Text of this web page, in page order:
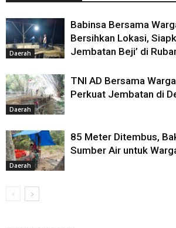
Daerah
Babinsa Bersama
Bersihkan Lokasi,
Jembatan Beji’ di
Daerah
TNI AD Bersama
Perkuat Jembatan di
Daerah
85 Meter Ditembus,
Sumber Air untuk